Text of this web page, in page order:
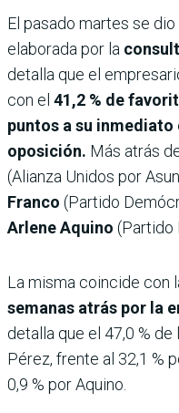
El pasado martes se
elaborada por la
detalla que el
con el 41,2 % de
puntos a su
oposición. Más atrás
(Alianza Unidos por
Franco (Partido
Arlene Aquino (Partido
La misma coincide con
semanas atrás por la
detalla que el 47,0 %
Pérez, frente al 32,1 %
0,9 % por Aquino.